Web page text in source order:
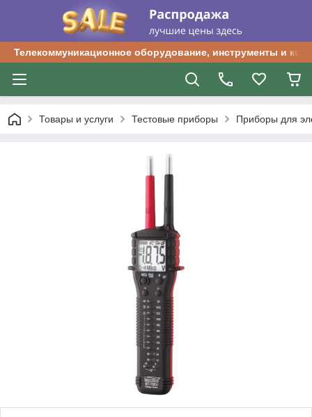
Телекоммуникационное оборудование, инструменты и
Товары и услуги Тестовые приборы Приборы для